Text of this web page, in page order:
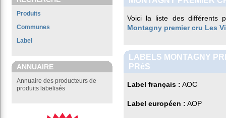
Produits
Communes
Label
ANNUAIRE
Annuaire des producteurs de
produits labelisés
Voici la liste des différents
Montagny premier cru Les
LABELS MONTAGNY
PRéS
Label français : AOC
Label européen : AOP